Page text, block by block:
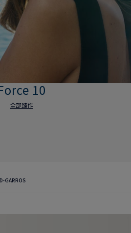
10
全部臻作
GARROS